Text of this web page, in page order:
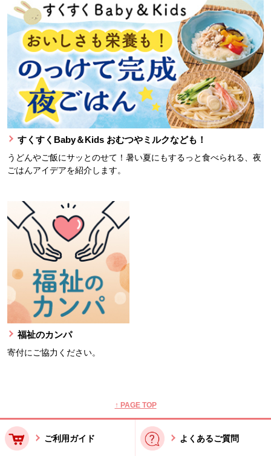
すくすくBaby＆Kids おむつやミルクなども！
うどんやご飯にサッとのせて！暑い夏にもするっと食べられる、夜
ごはんアイデアを紹介します。
福祉のカンパ
寄付にご協力ください。
↑ PAGE TOP
ご利用ガイド よくあるご質問